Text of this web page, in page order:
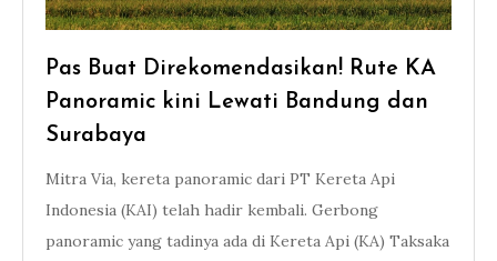
Pas Buat Direkomendasikan! Rute KA
Panoramic kini Lewati Bandung dan
Surabaya
Mitra Via, kereta panoramic dari PT Kereta Api
Indonesia (KAI) telah hadir kembali. Gerbong
panoramic yang tadinya ada di Kereta Api (KA) Taksaka